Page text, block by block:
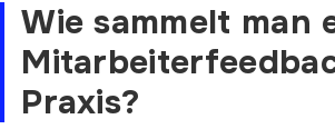
Wie sammelt man
Praxis?